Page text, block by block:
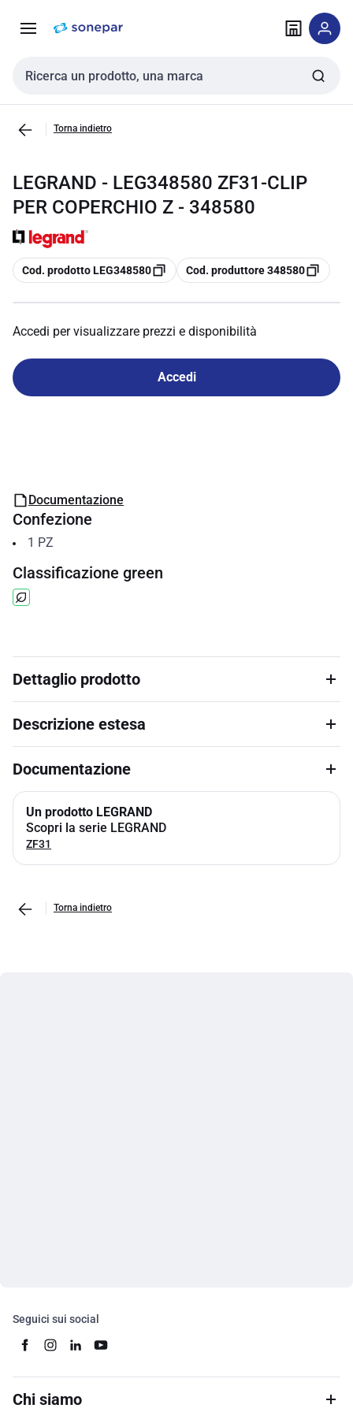
navigazione alla
Cerca input
Torna indietro
LEGRAND - LEG348580 ZF31-CLIP
PER COPERCHIO Z - 348580
copia
Cod. prodotto LEG348580 copia
Cod. produttore 348580
Accedi per visualizzare prezzi e disponibilità
Accedi
Documentazione
Confezione
1 PZ
Classificazione green
Dettaglio prodotto
Descrizione estesa
Documentazione
Un prodotto LEGRAND
Scopri la serie LEGRAND
ZF31
Torna indietro
Seguici sui social
Chi siamo